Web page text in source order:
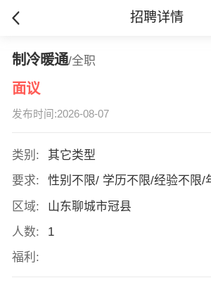
招聘详情
制冷暖通/全职
面议
发布时间:2026-08-07
类别:
其它类型
要求:
性别不限/ 学历不限/经验不限/
区域:
山东聊城市冠县
人数:
1
福利: